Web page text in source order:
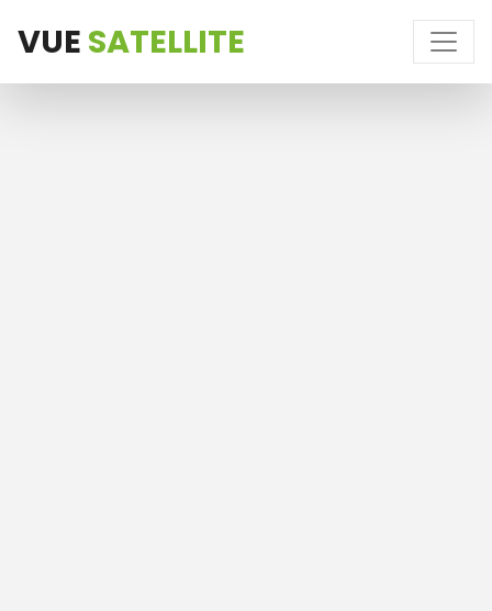
VUE SATELLITE